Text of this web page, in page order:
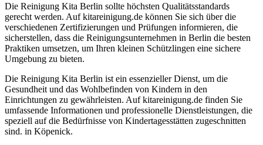
Die Reinigung Kita Berlin sollte höchsten Qualitätsstandards
gerecht werden. Auf kitareinigung.de können Sie sich über die
verschiedenen Zertifizierungen und Prüfungen informieren, die
sicherstellen, dass die Reinigungsunternehmen in Berlin die besten
Praktiken umsetzen, um Ihren kleinen Schützlingen eine sichere
Umgebung zu bieten.
Die Reinigung Kita Berlin ist ein essenzieller Dienst, um die
Gesundheit und das Wohlbefinden von Kindern in den
Einrichtungen zu gewährleisten. Auf kitareinigung.de finden Sie
umfassende Informationen und professionelle Dienstleistungen, die
speziell auf die Bedürfnisse von Kindertagesstätten zugeschnitten
sind. in Köpenick.